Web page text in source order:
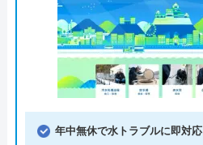
年中無休で水トラブルに即対応